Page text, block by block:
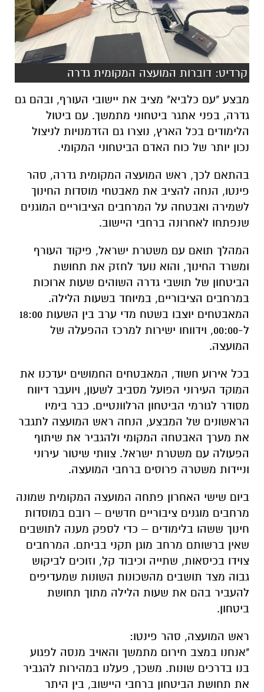
קרדיט: דוברות המועצה המקומית גדרה
מבצע "עם כלביא" מציב את יישובי העורף, ובהם גם
גדרה, בפני אתגר ביטחוני מתמשך. עם ביטול
הלימודים בכל הארץ, נוצרו גם הזדמנויות לניצול
נכון יותר של כוח האדם הביטחוני המקומי.
בהתאם לכך, ראש המועצה המקומית גדרה, סהר
פינטו, הנחה להציב את מאבטחי מוסדות החינוך
לשמירה ואבטחה על המרחבים הציבוריים המוגנים
שנפתחו לאחרונה ברחבי היישוב.
המהלך תואם עם משטרת ישראל, פיקוד העורף
ומשרד החינוך, והוא נועד לחזק את תחושת
הביטחון של תושבי גדרה השוהים שעות ארוכות
במרחבים הציבוריים, במיוחד בשעות הלילה.
המאבטחים יוצבו בשטח מדי ערב בין השעות 18:00
ל-00:00, וידווחו ישירות למרכז ההפעלה של
המועצה.
בכל אירוע חשוד, המאבטחים החמושים יעדכנו את
המוקד העירוני הפועל מסביב לשעון, ויועבר דיווח
מסודר לגורמי הביטחון הרלוונטיים. כבר בימיו
הראשונים של המבצע, הנחה ראש המועצה לתגבר
את מערך האבטחה המקומי ולהגביר את שיתוף
הפעולה עם משטרת ישראל. צוותי שיטור עירוני
וניידות משטרה פרוסים ברחבי המועצה.
ביום שישי האחרון פתחה המועצה המקומית שמונה
מרחבים מוגנים ציבוריים חדשים – רובם במוסדות
חינוך ששהו בלימודים – כדי לספק מענה לתושבים
שאין ברשותם מרחב מוגן תקני בביתם. המרחבים
צוידו בכיסאות, שתייה וכיבוד קל, וזוכים לביקוש
גבוה מצד תושבים מהשכונות השונות שמעדיפים
להעביר בהם את שעות הלילה מתוך תחושת
ביטחון.
ראש המועצה, סהר פינטו:
"אנחנו במצב חירום מתמשך והאויב מנסה לפגוע
בנו בדרכים שונות. משכך, פעלנו במהירות להגביר
את תחושת הביטחון ברחבי היישוב, בין היתר